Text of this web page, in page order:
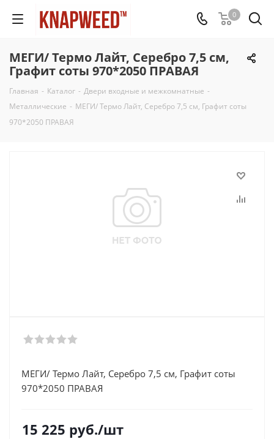
0
МЕГИ/ Термо Лайт, Серебро 7,5 см,
Графит соты 970*2050 ПРАВАЯ
Главная - Каталог - Двери входные и межкомнатные -
Металлические - МЕГИ/ Термо Лайт, Серебро 7,5 см, Графит соты
970*2050 ПРАВАЯ
МЕГИ/ Термо Лайт, Серебро 7,5 см, Графит соты
970*2050 ПРАВАЯ
15 225 руб./шт